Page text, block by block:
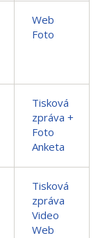
Web
Foto
Tisková
zpráva +
Foto
Anketa
Tisková
zpráva
Video
Web